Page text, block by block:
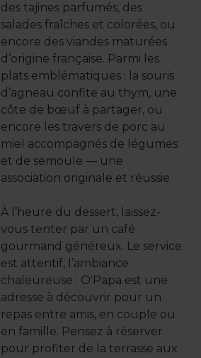
des tajines parfumés, des
salades fraîches et colorées, ou
encore des viandes maturées
d’origine française. Parmi les
plats emblématiques : la souris
d’agneau confite au thym, une
côte de bœuf à partager, ou
encore les travers de porc au
miel accompagnés de légumes
et de semoule — une
association originale et réussie.
À l’heure du dessert, laissez-
vous tenter par un café
gourmand généreux. Le service
est attentif, l’ambiance
chaleureuse : O'Papa est une
adresse à découvrir pour un
repas entre amis, en couple ou
en famille. Pensez à réserver
pour profiter de la terrasse aux